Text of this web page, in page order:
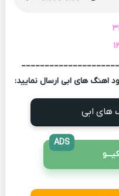
اهنگ های ابی ارسال نمایید:
های ابی
ADS